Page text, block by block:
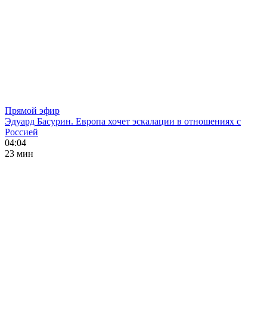
Прямой эфир
Эдуард Басурин. Европа хочет эскалации в отношениях с
Россией
04:04
23 мин